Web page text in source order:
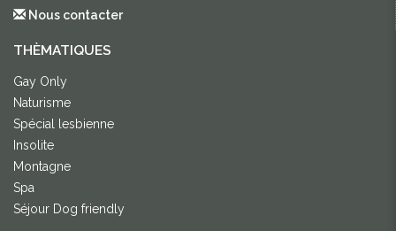
Nous contacter
THÈMATIQUES
Gay Only
Naturisme
Spécial lesbienne
Insolite
Montagne
Spa
Séjour Dog friendly